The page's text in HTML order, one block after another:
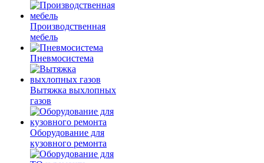
Производственная
мебель
Пневмосистема
Вытяжка выхлопных
газов
Оборудование для
кузовного ремонта